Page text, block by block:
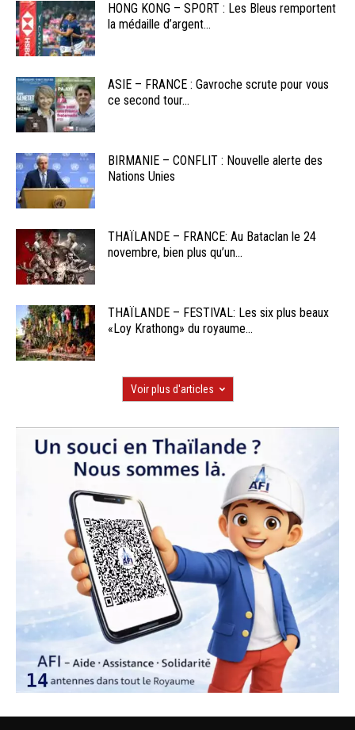
HONG KONG – SPORT : Les Bleus remportent
la médaille d’argent...
ASIE – FRANCE : Gavroche scrute pour vous
ce second tour...
BIRMANIE – CONFLIT : Nouvelle alerte des
Nations Unies
THAÏLANDE – FRANCE: Au Bataclan le 24
novembre, bien plus qu’un...
THAÏLANDE – FESTIVAL: Les six plus beaux
«Loy Krathong» du royaume...
Voir plus d'articles